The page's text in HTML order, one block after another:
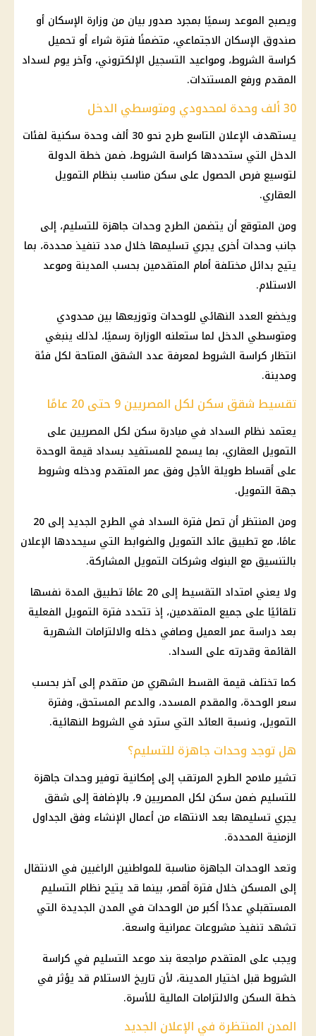
ويصبح الموعد رسميًا بمجرد صدور بيان من وزارة الإسكان أو
صندوق الإسكان الاجتماعي، متضمنًا فترة شراء أو تحميل
كراسة الشروط، ومواعيد التسجيل الإلكتروني، وآخر يوم لسداد
المقدم ورفع المستندات.
30 ألف وحدة لمحدودي ومتوسطي الدخل
يستهدف الإعلان التاسع طرح نحو 30 ألف وحدة سكنية لفئات
الدخل التي ستحددها كراسة الشروط، ضمن خطة الدولة
لتوسيع فرص الحصول على سكن مناسب بنظام التمويل
العقاري.
ومن المتوقع أن يتضمن الطرح وحدات جاهزة للتسليم، إلى
جانب وحدات أخرى يجري تسليمها خلال مدد تنفيذ محددة، بما
يتيح بدائل مختلفة أمام المتقدمين بحسب المدينة وموعد
الاستلام.
ويخضع العدد النهائي للوحدات وتوزيعها بين محدودي
ومتوسطي الدخل لما ستعلنه الوزارة رسميًا، لذلك ينبغي
انتظار كراسة الشروط لمعرفة عدد الشقق المتاحة لكل فئة
ومدينة.
تقسيط شقق سكن لكل المصريين 9 حتى 20 عامًا
يعتمد نظام السداد في مبادرة سكن لكل المصريين على
التمويل العقاري، بما يسمح للمستفيد بسداد قيمة الوحدة
على أقساط طويلة الأجل وفق عمر المتقدم ودخله وشروط
جهة التمويل.
ومن المنتظر أن تصل فترة السداد في الطرح الجديد إلى 20
عامًا، مع تطبيق عائد التمويل والضوابط التي سيحددها الإعلان
بالتنسيق مع البنوك وشركات التمويل المشاركة.
ولا يعني امتداد التقسيط إلى 20 عامًا تطبيق المدة نفسها
تلقائيًا على جميع المتقدمين، إذ تتحدد فترة التمويل الفعلية
بعد دراسة عمر العميل وصافي دخله والالتزامات الشهرية
القائمة وقدرته على السداد.
كما تختلف قيمة القسط الشهري من متقدم إلى آخر بحسب
سعر الوحدة، والمقدم المسدد، والدعم المستحق، وفترة
التمويل، ونسبة العائد التي سترد في الشروط النهائية.
هل توجد وحدات جاهزة للتسليم؟
تشير ملامح الطرح المرتقب إلى إمكانية توفير وحدات جاهزة
للتسليم ضمن سكن لكل المصريين 9 ، بالإضافة إلى شقق
يجري تسليمها بعد الانتهاء من أعمال الإنشاء وفق الجداول
الزمنية المحددة.
وتعد الوحدات الجاهزة مناسبة للمواطنين الراغبين في الانتقال
إلى المسكن خلال فترة أقصر، بينما قد يتيح نظام التسليم
المستقبلي عددًا أكبر من الوحدات في المدن الجديدة التي
تشهد تنفيذ مشروعات عمرانية واسعة.
ويجب على المتقدم مراجعة بند موعد التسليم في كراسة
الشروط قبل اختيار المدينة، لأن تاريخ الاستلام قد يؤثر في
خطة السكن والالتزامات المالية للأسرة.
المدن المنتظرة في الإعلان الجديد